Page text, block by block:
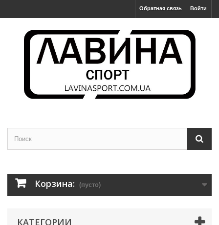
Войти
Обратная связь
Корзина: (пусто)
КАТЕГОРИИ